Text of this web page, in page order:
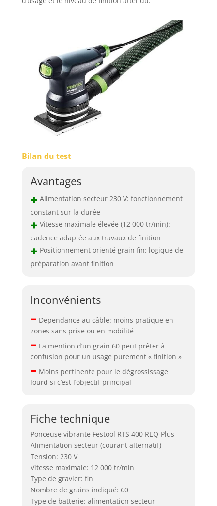
Bilan du test
Avantages
+ Alimentation secteur 230 V: fonctionnement
constant sur la durée
+ Vitesse maximale élevée (12 000 tr/min):
cadence adaptée aux travaux de finition
+ Positionnement orienté grain fin: logique de
préparation avant finition
Inconvénients
– Dépendance au câble: moins pratique en
zones sans prise ou en mobilité
– La mention d’un grain 60 peut prêter à
confusion pour un usage purement « finition »
– Moins pertinente pour le dégrossissage
lourd si c’est l’objectif principal
Fiche technique
Ponceuse vibrante Festool RTS 400 REQ-Plus
Alimentation secteur (courant alternatif)
Tension: 230 V
Vitesse maximale: 12 000 tr/min
Type de gravier: fin
Nombre de grains indiqué: 60
Type de batterie: alimentation secteur